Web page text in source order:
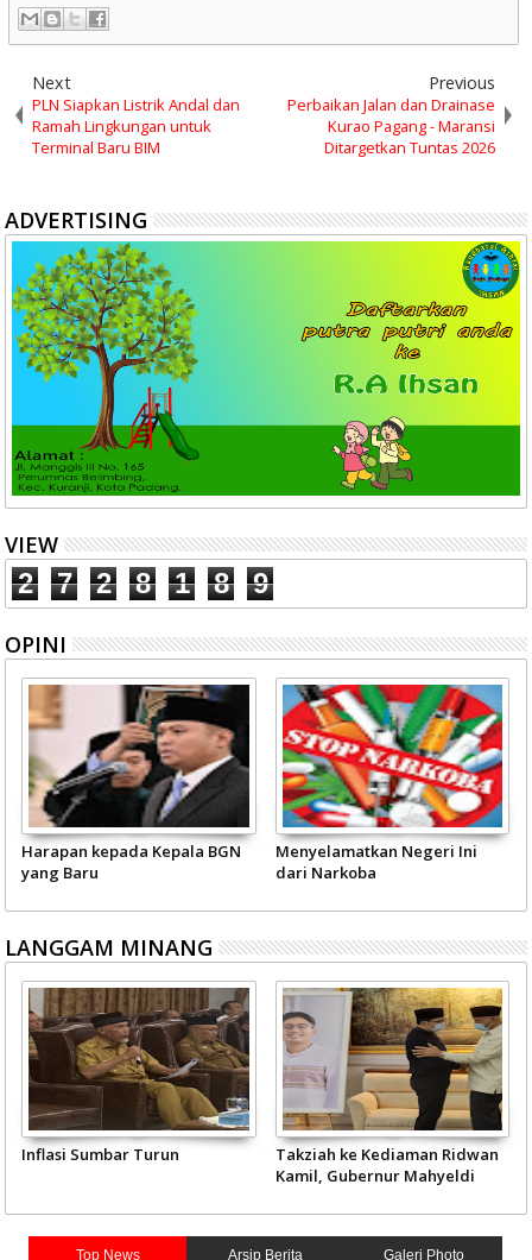
Next
PLN Siapkan Listrik Andal dan
Ramah Lingkungan untuk
Terminal Baru BIM
Previous
Perbaikan Jalan dan Drainase
Kurao Pagang - Maransi
Ditargetkan Tuntas 2026
ADVERTISING
VIEW
2 7 2 8 1 8 9
OPINI
Harapan kepada Kepala BGN
yang Baru
Menyelamatkan Negeri Ini
dari Narkoba
LANGGAM MINANG
Inflasi Sumbar Turun
Takziah ke Kediaman Ridwan
Kamil, Gubernur Mahyeldi
Top News Arsip Berita Galeri Photo